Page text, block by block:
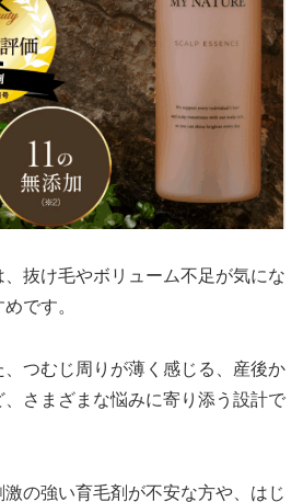
抜け毛やボリューム不足が気にな
です。
つむじ周りが薄く感じる、産後か
さまざまな悩みに寄り添う設計で
の強い育毛剤が不安な方や、はじ